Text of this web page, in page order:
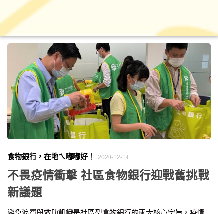
食物銀行，在地ㄟ嘟嘟好！ 2020-12-14
不畏疫情衝擊 社區食物銀行迎戰舊挑戰
新議題
避免浪費與救助飢餓是社區型食物銀行的兩大核心宗旨，疫情